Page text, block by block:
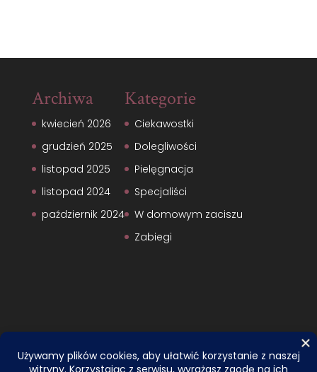
Archiwa
kwiecień 2026
grudzień 2025
listopad 2025
listopad 2024
październik 2024
Kategorie
Ciekawostki
Dolegliwości
Pielęgnacja
Specjaliści
W domowym zaciszu
Zabiegi